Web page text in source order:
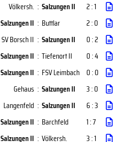
Völkersh. : Salzungen II
2 : 1
Salzungen II : Buttlar
2 : 0
SV Borsch II : Salzungen II
0 : 2
Salzungen II : Tiefenort II
0 : 4
Salzungen II : FSV Leimbach 0 : 0
Gehaus : Salzungen II
3 : 0
Langenfeld : Salzungen II
6 : 3
Salzungen II : Barchfeld
1 : 7
Salzungen II : Völkersh. 3 : 1